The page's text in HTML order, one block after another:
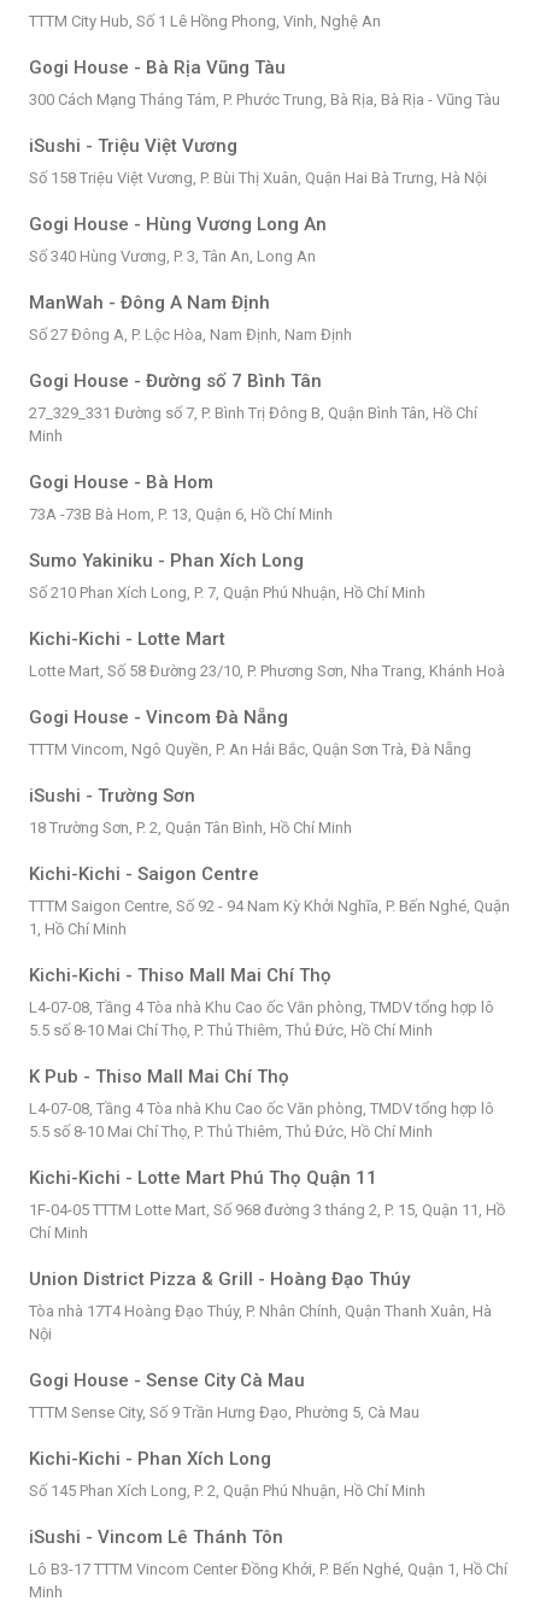
TTTM City Hub, Số 1 Lê Hồng Phong, Vinh, Nghệ An
Gogi House - Bà Rịa Vũng Tàu
300 Cách Mạng Tháng Tám, P. Phước Trung, Bà Rịa, Bà Rịa - Vũng Tàu
iSushi - Triệu Việt Vương
Số 158 Triệu Việt Vương, P. Bùi Thị Xuân, Quận Hai Bà Trưng, Hà Nội
Gogi House - Hùng Vương Long An
Số 340 Hùng Vương, P. 3, Tân An, Long An
ManWah - Đông A Nam Định
Số 27 Đông A, P. Lộc Hòa, Nam Định, Nam Định
Gogi House - Đường số 7 Bình Tân
27_329_331 Đường số 7, P. Bình Trị Đông B, Quận Bình Tân, Hồ Chí
Minh
Gogi House - Bà Hom
73A -73B Bà Hom, P. 13, Quận 6, Hồ Chí Minh
Sumo Yakiniku - Phan Xích Long
Số 210 Phan Xích Long, P. 7, Quận Phú Nhuận, Hồ Chí Minh
Kichi-Kichi - Lotte Mart
Lotte Mart, Số 58 Đường 23/10, P. Phương Sơn, Nha Trang, Khánh Hoà
Gogi House - Vincom Đà Nẵng
TTTM Vincom, Ngô Quyền, P. An Hải Bắc, Quận Sơn Trà, Đà Nẵng
iSushi - Trường Sơn
18 Trường Sơn, P. 2, Quận Tân Bình, Hồ Chí Minh
Kichi-Kichi - Saigon Centre
TTTM Saigon Centre, Số 92 - 94 Nam Kỳ Khởi Nghĩa, P. Bến Nghé, Quận
1, Hồ Chí Minh
Kichi-Kichi - Thiso Mall Mai Chí Thọ
L4-07-08, Tầng 4 Tòa nhà Khu Cao ốc Văn phòng, TMDV tổng hợp lô
5.5 số 8-10 Mai Chí Thọ, P. Thủ Thiêm, Thủ Đức, Hồ Chí Minh
K Pub - Thiso Mall Mai Chí Thọ
L4-07-08, Tầng 4 Tòa nhà Khu Cao ốc Văn phòng, TMDV tổng hợp lô
5.5 số 8-10 Mai Chí Thọ, P. Thủ Thiêm, Thủ Đức, Hồ Chí Minh
Kichi-Kichi - Lotte Mart Phú Thọ Quận 11
1F-04-05 TTTM Lotte Mart, Số 968 đường 3 tháng 2, P. 15, Quận 11, Hồ
Chí Minh
Union District Pizza & Grill - Hoàng Đạo Thúy
Tòa nhà 17T4 Hoàng Đạo Thúy, P. Nhân Chính, Quận Thanh Xuân, Hà
Nội
Gogi House - Sense City Cà Mau
TTTM Sense City, Số 9 Trần Hưng Đạo, Phường 5, Cà Mau
Kichi-Kichi - Phan Xích Long
Số 145 Phan Xích Long, P. 2, Quận Phú Nhuận, Hồ Chí Minh
iSushi - Vincom Lê Thánh Tôn
Lô B3-17 TTTM Vincom Center Đồng Khởi, P. Bến Nghé, Quận 1, Hồ Chí
Minh